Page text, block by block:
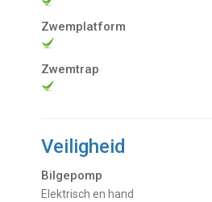
Zwemplatform
Zwemtrap
Veiligheid
Bilgepomp
Elektrisch en hand